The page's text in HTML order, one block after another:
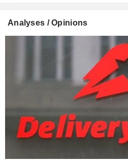
Analyses / Opinions